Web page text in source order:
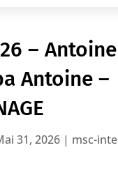
– Antoine
Antoine –
31, 2026| msc-